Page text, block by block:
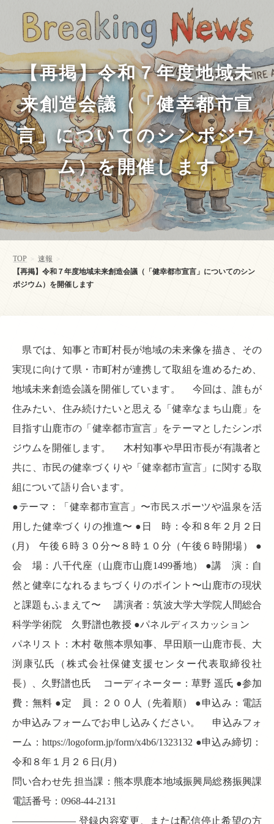
【再掲】令和７年度地域未
来創造会議（「健幸都市宣
言」についてのシンポジウ
ム）を開催します
TOP > 速報 >
【再掲】令和７年度地域未来創造会議（「健幸都市宣言」についてのシン
ポジウム）を開催します
県では、知事と市町村長が地域の未来像を描き、その
実現に向けて県・市町村が連携して取組を進めるため、
地域未来創造会議を開催しています。 今回は、誰もが
住みたい、住み続けたいと思える「健幸なまち山鹿」を
目指す山鹿市の「健幸都市宣言」をテーマとしたシンポ
ジウムを開催します。 木村知事や早田市長が有識者と
共に、市民の健幸づくりや「健幸都市宣言」に関する取
組について語り合います。
●テーマ：「健幸都市宣言」〜市民スポーツや温泉を活
用した健幸づくりの推進〜 ●日 時：令和８年２月２日
(月) 午後６時３０分〜８時１０分（午後６時開場） ●
会 場：八千代座（山鹿市山鹿1499番地） ●講 演：自
然と健幸になれるまちづくりのポイント〜山鹿市の現状
と課題もふまえて〜 講演者：筑波大学大学院人間総合
科学学術院 久野譜也教授 ●パネルディスカッション
パネリスト：木村 敬熊本県知事、早田順一山鹿市長、大
渕康弘氏（株式会社保健支援センター代表取締役社
長）、久野譜也氏 コーディネーター：草野 遥氏 ●参加
費：無料 ●定 員：２００人（先着順） ●申込み：電話
か申込みフォームでお申し込みください。 申込みフォ
ーム：https://logoform.jp/form/x4b6/1323132 ●申込み締切：
令和８年１月２６日(月)
問い合わせ先 担当課：熊本県鹿本地域振興局総務振興課
電話番号：0968-44-2131
——————– 登録内容変更、または配信停止希望の方